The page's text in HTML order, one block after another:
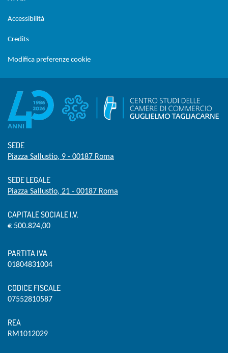
Accessibilità
Credits
Modifica preferenze cookie
SEDE
Piazza Sallustio, 9 - 00187 Roma
SEDE LEGALE
Piazza Sallustio, 21 - 00187 Roma
CAPITALE SOCIALE I.V.
€ 500.824,00
PARTITA IVA
01804831004
CODICE FISCALE
07552810587
REA
RM1012029